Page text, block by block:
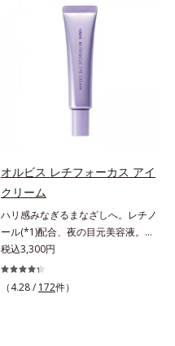
＝乾燥を防ぎ、うるおいに満ちた肌
へ導く保湿成分、植物由来アミノ酸
（エルゴチオネイン）配合＝肌を整
え、すこやかに保つ保湿成分、微生
物由来アミノ酸（エクトイン）配合
＝乱れた角層にうるおいを与え、肌
を除くLM＝さっぱり高保湿タイプ
高保湿タイプ（普通肌～超乾性肌）
アレルギーテスト済＝全ての方にア
はありません。
来AHA(*2)が古い角質をやわらかく
し、手強い汚れも落としやすく。ク
イックフィット成分(*3)がほぐれた
角層の汚れを素早くなじませ、コッ
トンで除去します。話題の美容成分
C(*5)や高浸透セラミド(*6)配合で肌
らずのまっさら肌へ。メイクのり
(*7)もよくなります。さわやかさ広
がるシトラスハーバルの香り。*1
乾燥による*2 クエン酸配合＝角層
柔軟成分*3 イソペンチルジオール
配合＝保湿成分*4 ツボクサ葉エキ
ス配合＝保湿成分*5 パルミチン酸
アスコルビルリン酸3Na配合＝保湿
オルビス レチフォーカス アイ
クリーム
ハリ感みなぎるまなざしへ。レチノ
ール(*1)配合、夜の目元美容液。オ
ルビスの目元技術を結集し、ハリ感
みなぎるまなざしへ。レチノール
(*1)配合の目元美容液です。目元悩
税込3,300円
（4.28 / 172件）